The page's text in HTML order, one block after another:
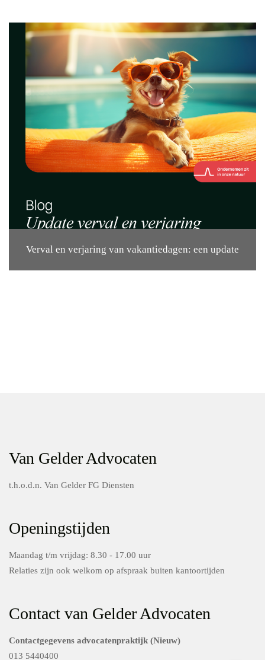
Verval en verjaring van vakantiedagen: een update
Van Gelder Advocaten
t.h.o.d.n. Van Gelder FG Diensten
Openingstijden
Maandag t/m vrijdag: 8.30 - 17.00 uur
Relaties zijn ook welkom op afspraak buiten kantoortijden
Contact van Gelder Advocaten
Contactgegevens advocatenpraktijk (Nieuw)
013 5440400